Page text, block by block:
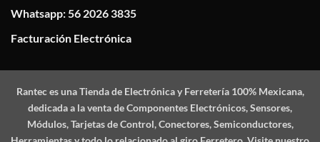
Whatsapp: 56 2026 3835
Facturación Electrónica
Ranteces una Tienda de Electrónica y Ferretería 100% Mexicana,
dedicada a la venta de Componentes Electrónicos, Sensores,
Módulos, Tarjetas de Control, Conectores, Semiconductores,